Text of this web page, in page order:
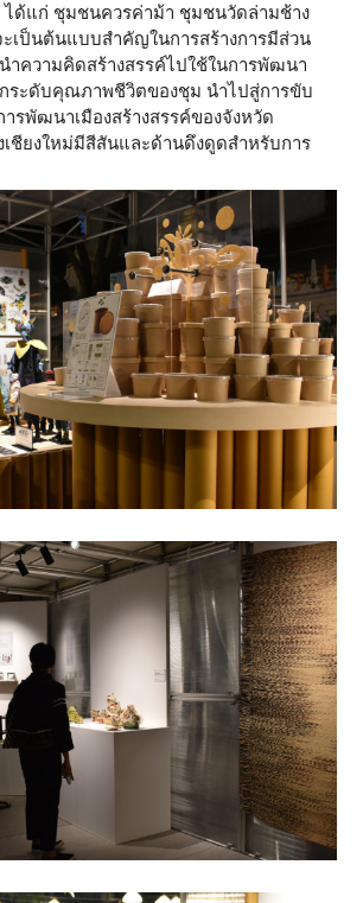
ด้แก่ ชุมชนควรค่าม้า ชุมชนวัดล่ามช้าง
เป็นต้นแบบสำคัญในการสร้างการมีส่วน
ำความคิดสร้างสรรค์ไปใช้ในการพัฒนา
ระดับคุณภาพชีวิตของชุม นำไปสู่การขับ
รพัฒนาเมืองสร้างสรรค์ของจังหวัด
เชียงใหม่มีสีสันและด้านดึงดูดสำหรับการ